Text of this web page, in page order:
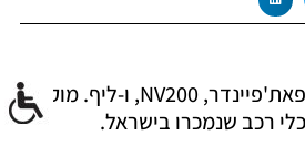
בין הדגמים שנקראו: פאת'פיינדר, NV200, ו-ליף. מוקדם
רכב שנמכרו בישראל.